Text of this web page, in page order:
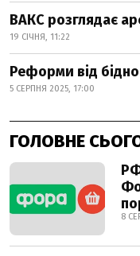
ВАКС розглядає
19 СІЧНЯ, 11:22
Реформи від
5 СЕРПНЯ 2025, 17:00
ГОЛОВНЕ
8